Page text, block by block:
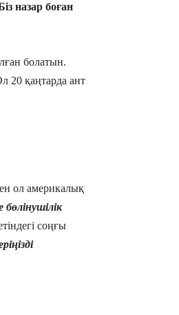
назар боған
болатын.
20 қаңтарда ант
ол америкалық
бөлінушілік
соңғы